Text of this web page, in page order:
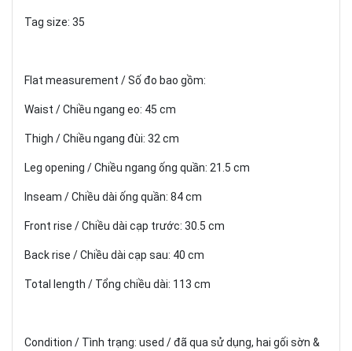
Tag size: 35
Flat measurement / Số đo bao gồm:
Waist / Chiều ngang eo: 45 cm
Thigh / Chiều ngang đùi: 32 cm
Leg opening / Chiều ngang ống quần: 21.5 cm
Inseam / Chiều dài ống quần: 84 cm
Front rise / Chiều dài cạp trước: 30.5 cm
Back rise / Chiều dài cạp sau: 40 cm
Total length / Tổng chiều dài: 113 cm
Condition / Tình trạng: used / đã qua sử dụng, hai gối sờn &